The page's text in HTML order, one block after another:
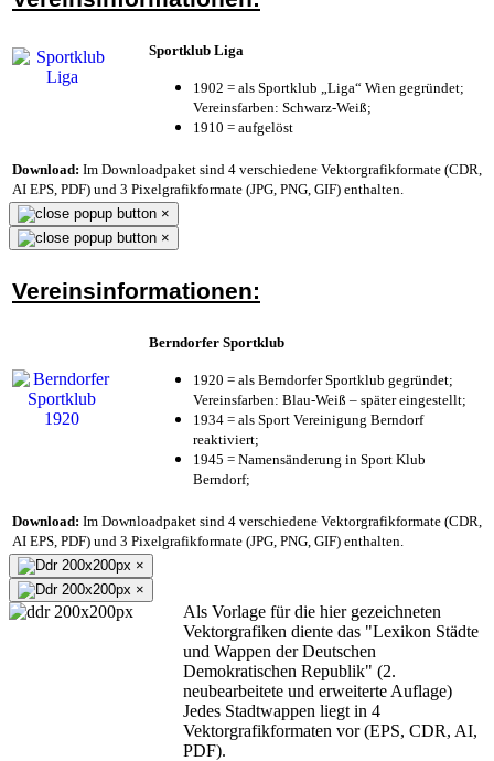
Sportklub Liga
1902 = als Sportklub „Liga“ Wien gegründet;
Vereinsfarben: Schwarz-Weiß;
1910 = aufgelöst
Download: Im Downloadpaket sind 4 verschiedene Vektorgrafikformate (CDR,
AI EPS, PDF) und 3 Pixelgrafikformate (JPG, PNG, GIF) enthalten.
×
×
Vereinsinformationen:
Berndorfer Sportklub
1920 = als Berndorfer Sportklub gegründet;
Vereinsfarben: Blau-Weiß – später eingestellt;
1934 = als Sport Vereinigung Berndorf
reaktiviert;
1945 = Namensänderung in Sport Klub
Berndorf;
Download: Im Downloadpaket sind 4 verschiedene Vektorgrafikformate (CDR,
AI EPS, PDF) und 3 Pixelgrafikformate (JPG, PNG, GIF) enthalten.
×
×
Als Vorlage für die hier gezeichneten
Vektorgrafiken diente das "Lexikon Städte
und Wappen der Deutschen
Demokratischen Republik" (2.
neubearbeitete und erweiterte Auflage)
Jedes Stadtwappen liegt in 4
Vektorgrafikformaten vor (EPS, CDR, AI,
PDF).